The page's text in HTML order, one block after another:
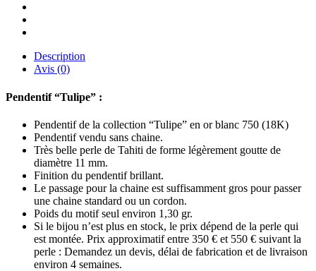
Description
Avis (0)
Pendentif “Tulipe” :
Pendentif de la collection “Tulipe” en or blanc 750 (18K)
Pendentif vendu sans chaine.
Très belle perle de Tahiti de forme légèrement goutte de
diamètre 11 mm.
Finition du pendentif brillant.
Le passage pour la chaine est suffisamment gros pour passer
une chaine standard ou un cordon.
Poids du motif seul environ 1,30 gr.
Si le bijou n’est plus en stock, le prix dépend de la perle qui
est montée. Prix approximatif entre 350 € et 550 € suivant la
perle : Demandez un devis, délai de fabrication et de livraison
environ 4 semaines.